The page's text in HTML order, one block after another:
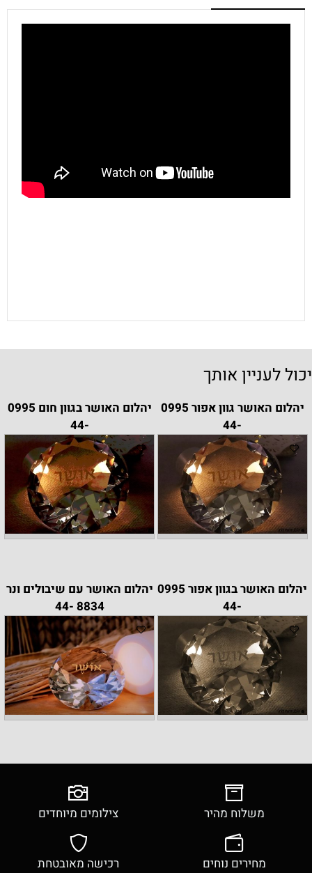
יכול לעניין אותך
יהלום האושר גוון אפור 0995
-44
יהלום האושר בגוון חום 0995
-44
יהלום האושר בגוון אפור 0995
-44
יהלום האושר עם שיבולים ונר
8834 -44
משלוח מהיר צילומים מיוחדים
מחירים נוחים רכישה מאובטחת